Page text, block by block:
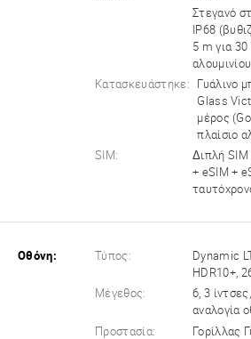
Στεγανό
IP68
5 m για
Κατασκευάστηκε:
Γυάλινο
Glass
μέρος
πλαίσιο
SIM:
Διπλή SIM
+ eSIM +
Οθόνη: Τύπος:
Dynamic
HDR10+,
Μέγεθος:
6, 3
αναλογία
Προστασία:
Γορίλλας